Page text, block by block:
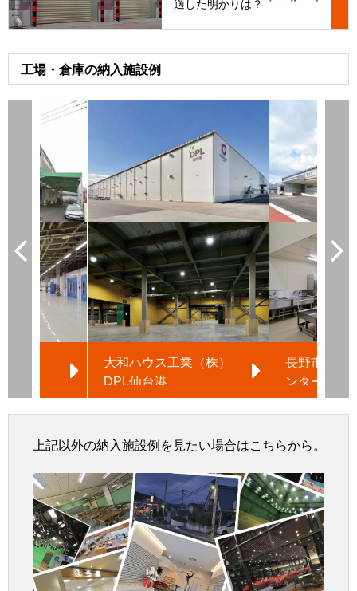
適した明かりは？
工場・倉庫の納入施設例
大和ハウス工業（株）
DPL仙台港
長野市第四
ンター
上記以外の納入施設例を見たい場合はこちらから。